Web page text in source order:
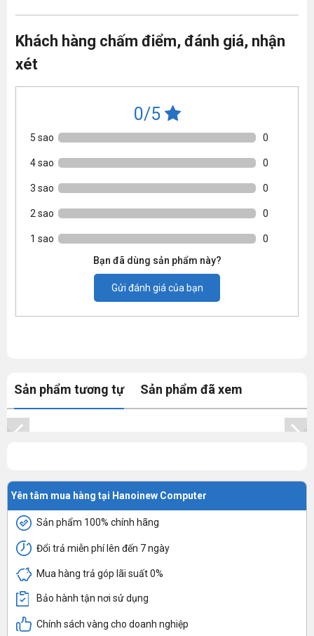
Khách hàng chấm điểm, đánh giá, nhận
xét
0/5
5 sao 0
4 sao 0
3 sao 0
2 sao 0
1 sao
0
Bạn đã dùng sản phẩm này?
Gửi đánh giá của bạn
Sản phẩm tương tự Sản phẩm đã xem
Yên tâm mua hàng tại Hanoinew Computer
Sản phẩm 100% chính hãng
Đổi trả miễn phí lên đến 7 ngày
Mua hàng trả góp lãi suất 0%
Bảo hành tận nơi sử dụng
Chính sách vàng cho doanh nghiệp